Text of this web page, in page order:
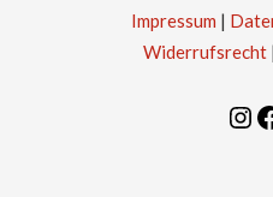
Impressum |
Widerrufsrecht |